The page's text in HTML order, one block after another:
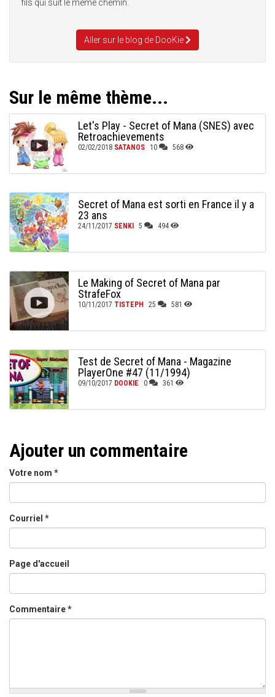
fils qui suit le même chemin.
Aller sur le blog de DooKie
Sur le même thème...
Let's Play - Secret of Mana (SNES) avec
Retroachievements
02/02/2018 SATANOS 10 568
Secret of Mana est sorti en France il y a
23 ans
24/11/2017 SENKI 5 494
Le Making of Secret of Mana par
StrafeFox
10/11/2017 TISTEPH 25 581
Test de Secret of Mana - Magazine
PlayerOne #47 (11/1994)
09/10/2017 DOOKIE 0 361
Ajouter un commentaire
Votre nom *
Courriel *
Page d'accueil
Commentaire*